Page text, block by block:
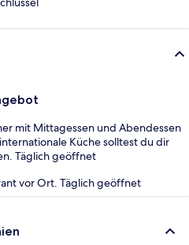
mit Mittagessen und Abendessen
Küche solltest du dir
Täglich geöffnet
vor Ort. Täglich geöffnet